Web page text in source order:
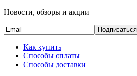
Новости, обзоры и акции
Подписаться
Как купить
Способы оплаты
Способы доставки